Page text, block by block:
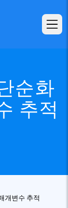
순화
추적
개변수 추적